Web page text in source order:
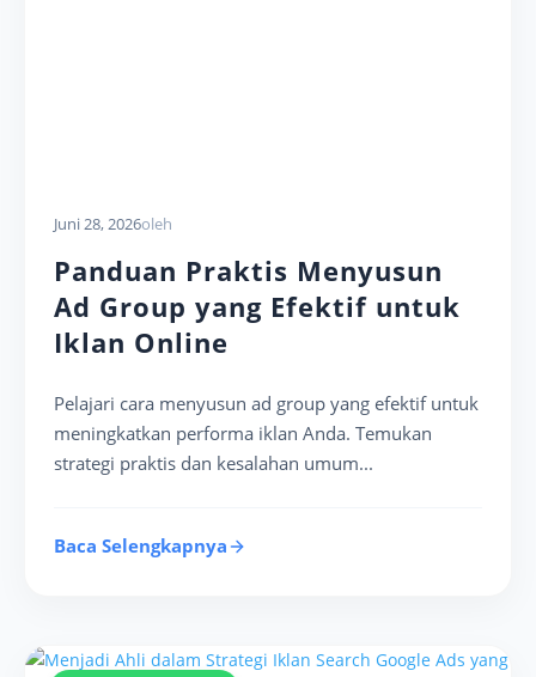
Juni 28, 2026oleh
Panduan Praktis Menyusun
Ad Group yang Efektif untuk
Iklan Online
Pelajari cara menyusun ad group yang efektif untuk
meningkatkan performa iklan Anda. Temukan
strategi praktis dan kesalahan umum...
Baca Selengkapnya